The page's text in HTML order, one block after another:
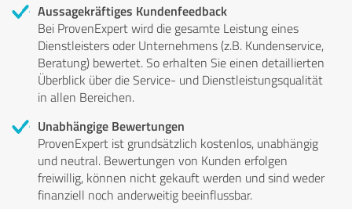
Aussagekräftiges Kundenfeedback
Bei ProvenExpert wird die gesamte Leistung eines
Dienstleisters oder Unternehmens (z.B. Kundenservice,
Beratung) bewertet. So erhalten Sie einen detaillierten
Überblick über die Service- und Dienstleistungsqualität
in allen Bereichen.
Unabhängige Bewertungen
ProvenExpert ist grundsätzlich kostenlos, unabhängig
und neutral. Bewertungen von Kunden erfolgen
freiwillig, können nicht gekauft werden und sind weder
finanziell noch anderweitig beeinflussbar.